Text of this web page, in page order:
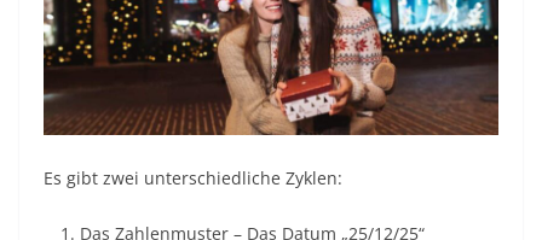
Es gibt zwei unterschiedliche Zyklen:
Das Zahlenmuster – Das Datum „25/12/25“